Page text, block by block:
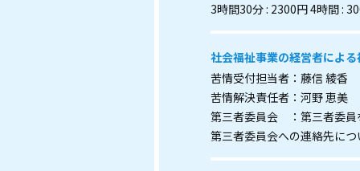
3時間30分 : 2300円 4時間 :
社会福祉事業の経営者によ
苦情受付担当者：藤信 綾香
苦情解決責任者：河野 恵美
第三者委員会 ：第三者委員
第三者委員会への連絡先に